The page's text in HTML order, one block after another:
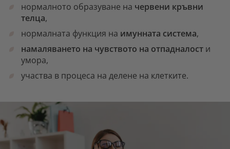
нормалното образуване на червени кръвни
телца,
нормалната функция на имунната система,
намаляването на чувството на отпадналост и
умора,
участва в процеса на делене на клетките.